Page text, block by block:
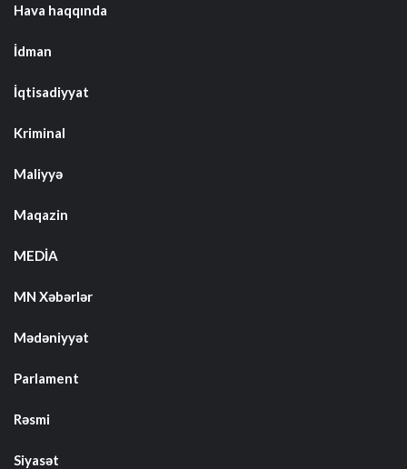
Hava haqqında
İdman
İqtisadiyyat
Kriminal
Maliyyə
Maqazin
MEDİA
MN Xəbərlər
Mədəniyyət
Parlament
Rəsmi
Siyasət